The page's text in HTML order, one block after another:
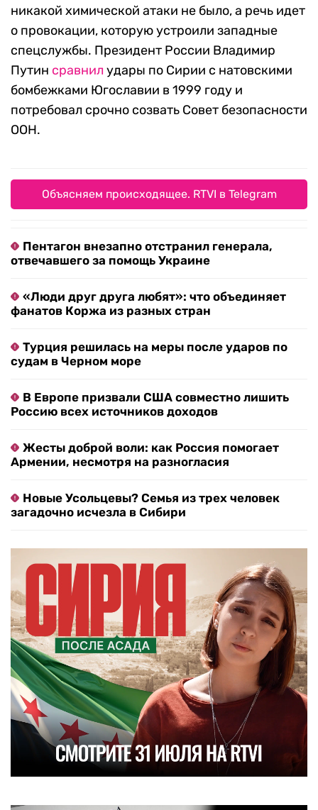
никакой химической атаки не было, а речь идет
о провокации, которую устроили западные
спецслужбы. Президент России Владимир
Путин сравнил удары по Сирии с натовскими
бомбежками Югославии в 1999 году и
потребовал срочно созвать Совет безопасности
ООН.
Объясняем происходящее. RTVI в Telegram
Пентагон внезапно отстранил генерала,
отвечавшего за помощь Украине
«Люди друг друга любят»: что объединяет
фанатов Коржа из разных стран
Турция решилась на меры после ударов по
судам в Черном море
В Европе призвали США совместно лишить
Россию всех источников доходов
Жесты доброй воли: как Россия помогает
Армении, несмотря на разногласия
Новые Усольцевы? Семья из трех человек
загадочно исчезла в Сибири